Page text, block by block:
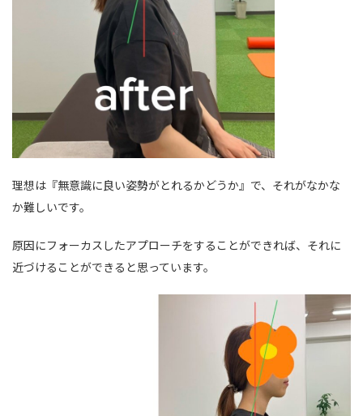
理想は『無意識に良い姿勢がとれるかどうか』で、それがなかな
か難しいです。
原因にフォーカスしたアプローチをすることができれば、それに
近づけることができると思っています。